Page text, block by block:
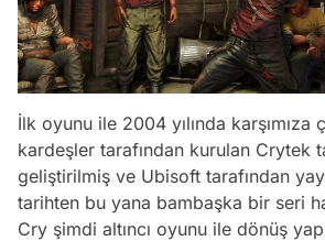
İlk oyunu ile 2004 yılında karşımıza
kardeşler tarafından kurulan Crytek
geliştirilmiş ve Ubisoft tarafından
tarihten bu yana bambaşka bir seri
Cry şimdi altıncı oyunu ile dönüş